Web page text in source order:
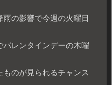
の影響で今週の火曜日
バレンタインデーの木曜
ものが見られるチャンス